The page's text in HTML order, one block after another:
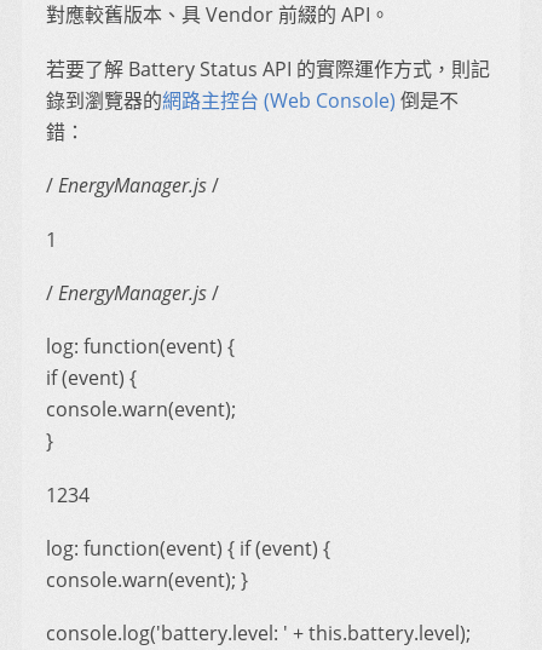
對應較舊版本、具 Vendor 前綴的 API。
若要了解 Battery Status API 的實際運作方式，則記
錄到瀏覽器的網路主控台 (Web Console) 倒是不
錯：
/EnergyManager.js/
1
/EnergyManager.js/
log: function(event) {
if (event) {
console.warn(event);
}
1234
log: function(event) { if (event) {
console.warn(event); }
console.log('battery.level: ' + this.battery.level);